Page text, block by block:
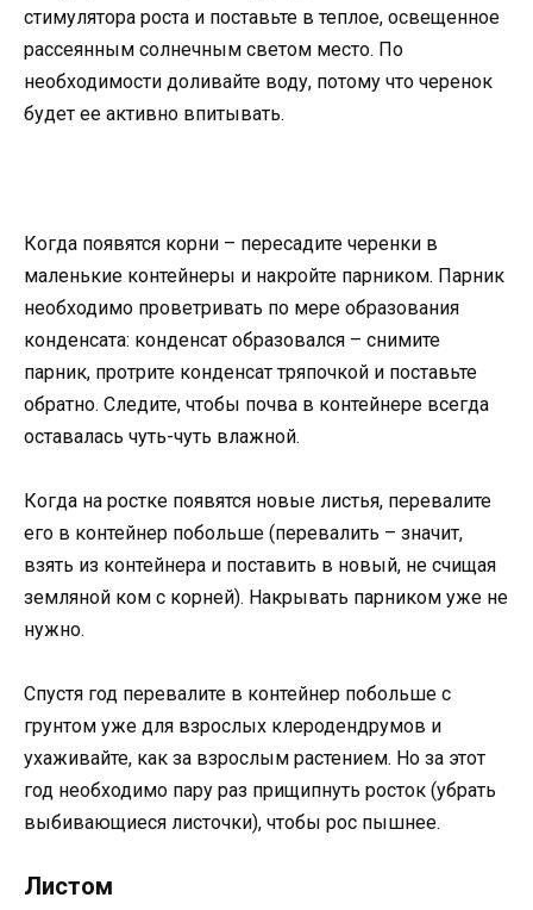
стимулятора роста и поставьте в теплое, освещенное
рассеянным солнечным светом место. По
необходимости доливайте воду, потому что черенок
будет ее активно впитывать.
Когда появятся корни – пересадите черенки в
маленькие контейнеры и накройте парником. Парник
необходимо проветривать по мере образования
конденсата: конденсат образовался – снимите
парник, протрите конденсат тряпочкой и поставьте
обратно. Следите, чтобы почва в контейнере всегда
оставалась чуть-чуть влажной.
Когда на ростке появятся новые листья, перевалите
его в контейнер побольше (перевалить – значит,
взять из контейнера и поставить в новый, не счищая
земляной ком с корней). Накрывать парником уже не
нужно.
Спустя год перевалите в контейнер побольше с
грунтом уже для взрослых клеродендрумов и
ухаживайте, как за взрослым растением. Но за этот
год необходимо пару раз прищипнуть росток (убрать
выбивающиеся листочки), чтобы рос пышнее.
Листом